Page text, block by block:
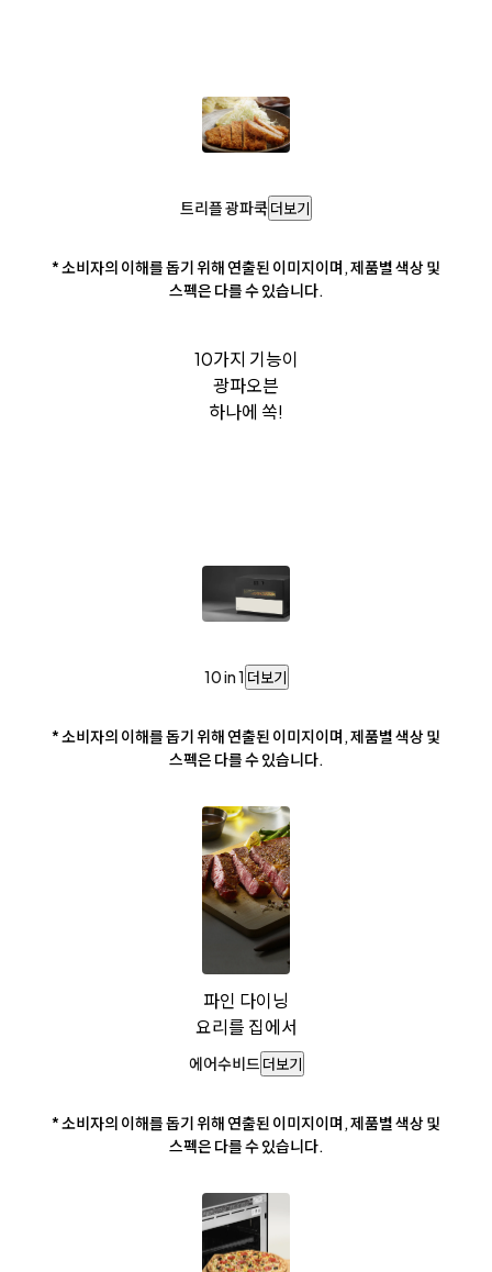
트리플 광파쿡더보기
* 소비자의 이해를 돕기 위해 연출된 이미지이며, 제품별 색상 및
스펙은 다를 수 있습니다.
10가지 기능이
광파오븐
하나에 쏙!
10 in 1 더보기
* 소비자의 이해를 돕기 위해 연출된 이미지이며, 제품별 색상 및
스펙은 다를 수 있습니다.
파인 다이닝
요리를 집에서
에어수비드 더보기
* 소비자의 이해를 돕기 위해 연출된 이미지이며, 제품별 색상 및
스펙은 다를 수 있습니다.